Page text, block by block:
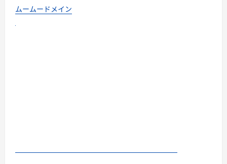
ムームードメイン